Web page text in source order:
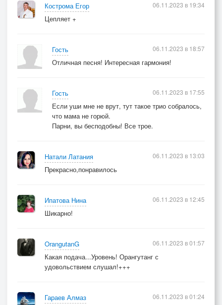
Кострома Егор
Цепляет +
06.11.2023 в 19:34
Гость
Отличная песня! Интересная гармония!
06.11.2023 в 18:57
Гость
Если уши мне не врут, тут такое трио собралось,
что мама не горюй.
Парни, вы бесподобны! Все трое.
06.11.2023 в 17:55
Натали Латания
Прекрасно,понравилось
06.11.2023 в 13:03
Ипатова Нина
Шикарно!
06.11.2023 в 12:45
OrangutanG
Какая подача...Уровень! Орангутанг с
удовольствием слушал!+++
06.11.2023 в 01:57
Гараев Алмаз
06.11.2023 в 01:24